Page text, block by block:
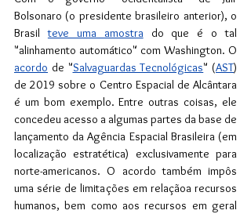
Bolsonaro (o presidente brasileiro anterior), o
Brasil teve uma amostra do que é o tal
acordo de "Salvaguardas Tecnológicas" (AST)
de 2019 sobre o Centro Espacial de Alcântara
é um bom exemplo. Entre outras coisas, ele
concedeu acesso a algumas partes da base de
lançamento da Agência Espacial Brasileira (em
localização estratética) exclusivamente para
norte-americanos. O acordo também impôs
uma série de limitações em relaçãoa recursos
humanos, bem como aos recursos em geral